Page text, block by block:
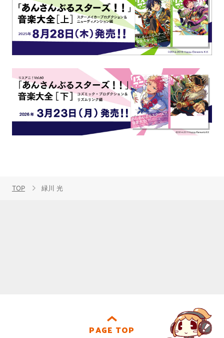
TOP 緑川 光
PAGE TOP